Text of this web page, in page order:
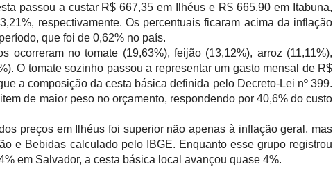
passou a custar R$ 667,35 em Ilhéus e R$ 665,90 em Itabuna,
respectivamente. Os percentuais ficaram acima da inflação
que foi de 0,62% no país.
ocorreram no tomate (19,63%), feijão (13,12%), arroz (11,11%),
O tomate sozinho passou a representar um gasto mensal de R$
a composição da cesta básica definida pelo Decreto-Lei nº 399.
de maior peso no orçamento, respondendo por 40,6% do custo
preços em Ilhéus foi superior não apenas à inflação geral, mas
e Bebidas calculado pelo IBGE. Enquanto esse grupo registrou
em Salvador, a cesta básica local avançou quase 4%.